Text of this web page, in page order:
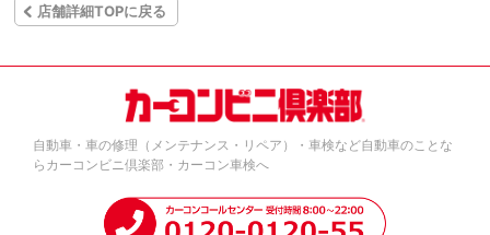
店舗詳細TOPに戻る
自動車・車の修理（メンテナンス・リペア）・車検など自動車のことな
らカーコンビニ倶楽部・カーコン車検へ